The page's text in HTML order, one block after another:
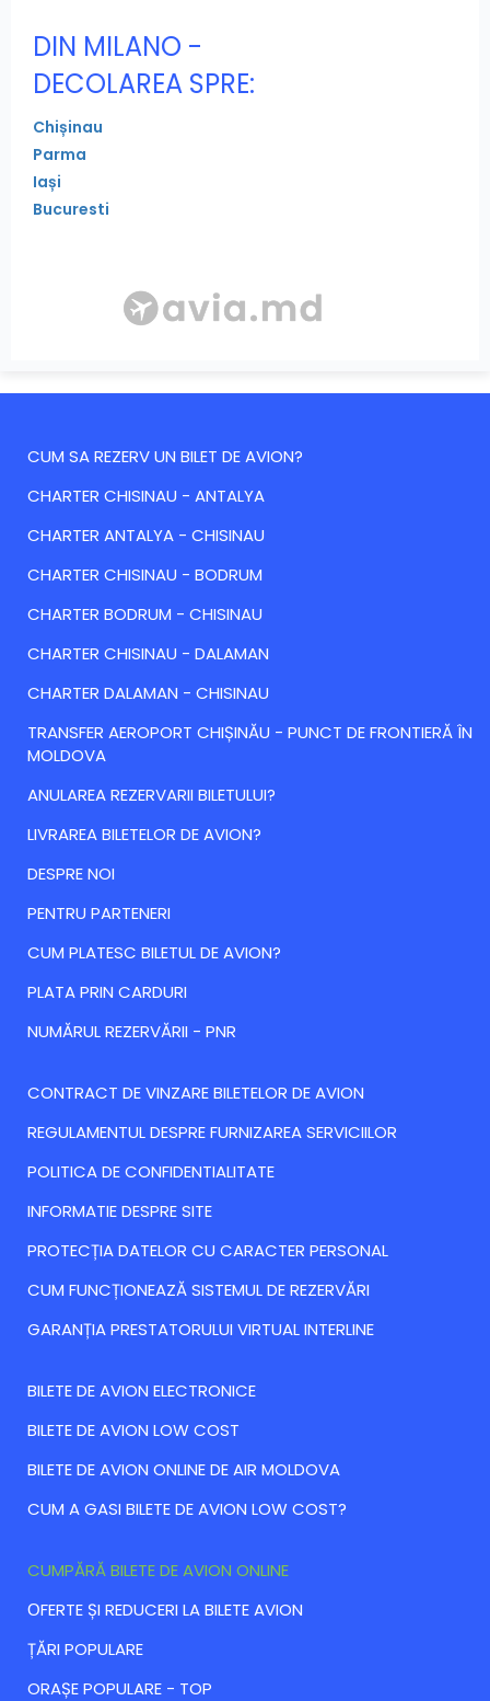
DIN MILANO -
DECOLAREA SPRE:
Chișinau
Parma
Iași
Bucuresti
CUM SA REZERV UN BILET DE AVION?
CHARTER CHISINAU - ANTALYA
CHARTER ANTALYA - CHISINAU
CHARTER CHISINAU - BODRUM
CHARTER BODRUM - CHISINAU
CHARTER CHISINAU - DALAMAN
CHARTER DALAMAN - CHISINAU
TRANSFER AEROPORT CHIȘINĂU - PUNCT DE FRONTIERĂ ÎN
MOLDOVA
ANULAREA REZERVARII BILETULUI?
LIVRAREA BILETELOR DE AVION?
DESPRE NOI
PENTRU PARTENERI
CUM PLATESC BILETUL DE AVION?
PLATA PRIN CARDURI
NUMĂRUL REZERVĂRII - PNR
CONTRACT DE VINZARE BILETELOR DE AVION
REGULAMENTUL DESPRE FURNIZAREA SERVICIILOR
POLITICA DE CONFIDENTIALITATE
INFORMATIE DESPRE SITE
PROTECȚIA DATELOR CU CARACTER PERSONAL
CUM FUNCȚIONEAZĂ SISTEMUL DE REZERVĂRI
GARANȚIA PRESTATORULUI VIRTUAL INTERLINE
BILETE DE AVION ELECTRONICE
BILETE DE AVION LOW COST
BILETE DE AVION ONLINE DE AIR MOLDOVA
CUM A GASI BILETE DE AVION LOW COST?
CUMPĂRĂ BILETE DE AVION ONLINE
ОFERTE ȘI REDUCERI LA BILETE AVION
ȚĂRI POPULARE
ORAȘE POPULARE - TOP